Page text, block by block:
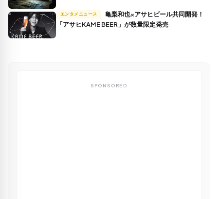
エンタメニュース
「アサヒKAME BEER」が数量限定発売
SPONSORED